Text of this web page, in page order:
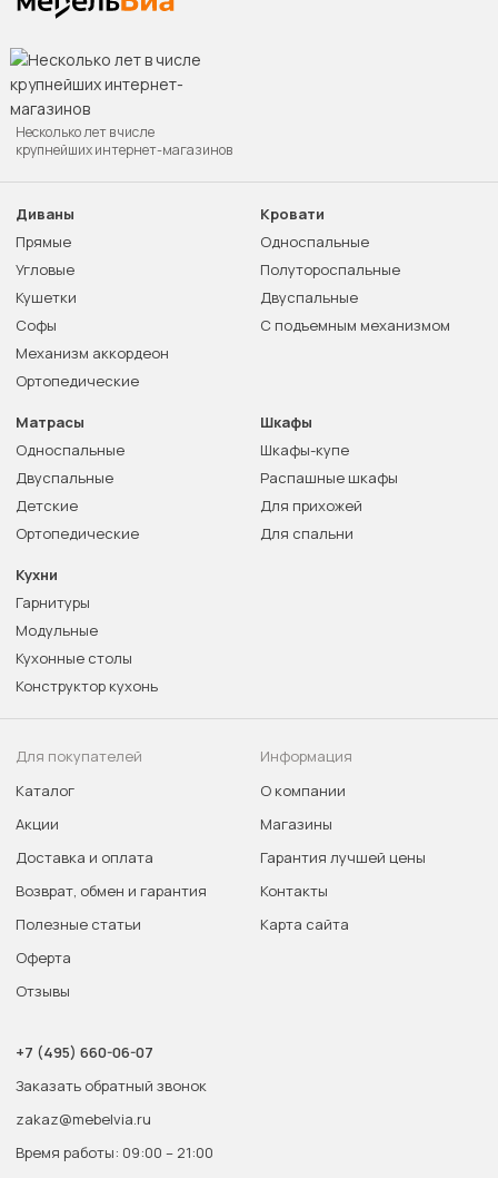
Несколько лет в числе
крупнейших интернет-магазинов
Диваны
Прямые
Угловые
Кушетки
Софы
Механизм аккордеон
Ортопедические
Кровати
Односпальные
Полутороспальные
Двуспальные
С подъемным механизмом
Матрасы
Односпальные
Двуспальные
Детские
Ортопедические
Шкафы
Шкафы-купе
Распашные шкафы
Для прихожей
Для спальни
Кухни
Гарнитуры
Модульные
Кухонные столы
Конструктор кухонь
Для покупателей
Каталог
Акции
Доставка и оплата
Возврат, обмен и гарантия
Полезные статьи
Оферта
Отзывы
Информация
О компании
Магазины
Гарантия лучшей цены
Контакты
Карта сайта
+7 (495) 660-06-07
Заказать обратный звонок
zakaz@mebelvia.ru
Время работы: 09:00 – 21:00